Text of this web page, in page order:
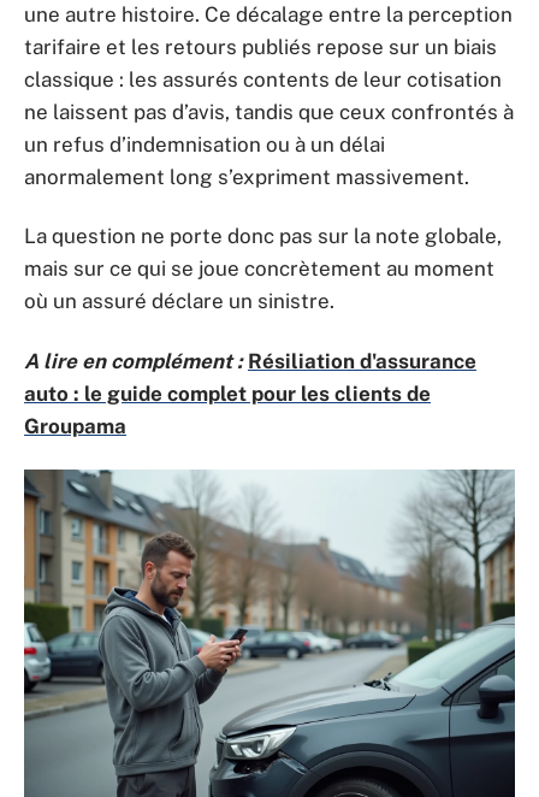
une autre histoire. Ce décalage entre la perception
tarifaire et les retours publiés repose sur un biais
classique : les assurés contents de leur cotisation
ne laissent pas d’avis, tandis que ceux confrontés à
un refus d’indemnisation ou à un délai
anormalement long s’expriment massivement.
La question ne porte donc pas sur la note globale,
mais sur ce qui se joue concrètement au moment
où un assuré déclare un sinistre.
A lire en complément : Résiliation d'assurance
auto : le guide complet pour les clients de
Groupama